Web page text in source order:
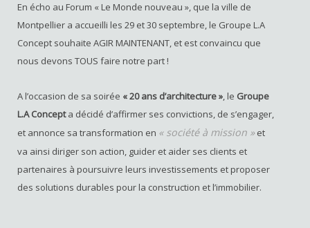
En écho au Forum « Le Monde nouveau », que la ville de
Montpellier a accueilli les 29 et 30 septembre, le Groupe L.A
Concept souhaite AGIR MAINTENANT, et est convaincu que
nous devons TOUS faire notre part !
A l’occasion de sa soirée « 20 ans d’architecture », le Groupe
L.A Concepta décidé d’affirmer ses convictions, de s’engager,
et annonce sa transformation en « société à mission » et
va ainsi diriger son action, guider et aider ses clients et
partenaires à poursuivre leurs investissements et proposer
des solutions durables pour la construction et l’immobilier.